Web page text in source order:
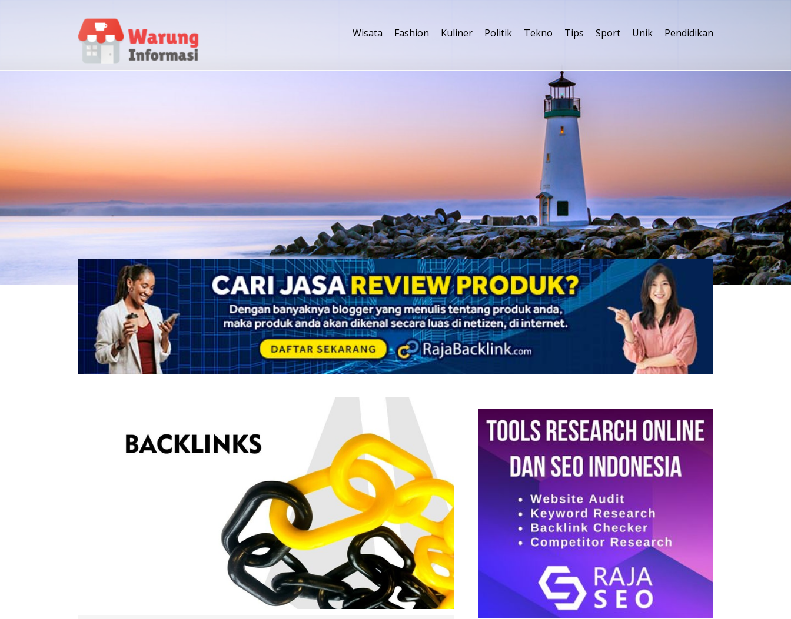
Wisata Fashion Kuliner Politik Tekno Tips Sport Unik Pendidikan